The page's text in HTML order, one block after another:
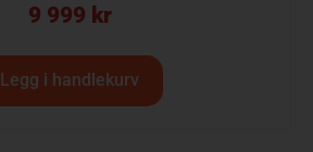
9 999 kr
Legg i handlekurv